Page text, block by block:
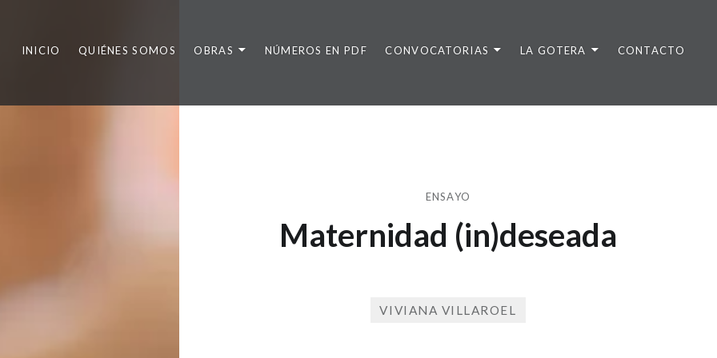
INICIO QUIÉNES SOMOS OBRAS NÚMEROS EN PDF CONVOCATORIAS LA GOTERA CONTACTO
ENSAYO
Maternidad (in)deseada
VIVIANA VILLAROEL